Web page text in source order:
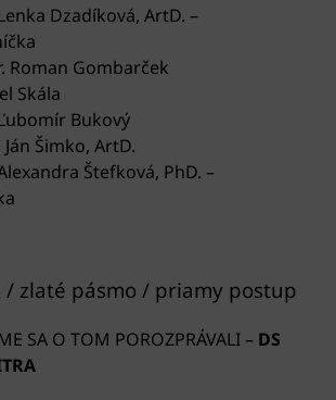
Dzadíková, ArtD. –
Roman Gombarček
Skála
Bukový
Šimko, ArtD.
Štefková, PhD. –
/ zlaté pásmo / priamy postup
SA O TOM POROZPRÁVALI – DS